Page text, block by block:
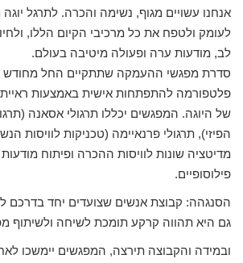
אנחנו עשויים מגוף, נשימה והכרה. לתרגל
לעומק ולטפח את כל מרכיבי הקיום הללו,
לב, מודעות ערה ופעולה מיטיבה בעולם.
פלטפורמה להתפתחות אישית באמצעות ראיית
של היוגה. המפגשים יכללו תרגולי אסאנה
הפיזי), תרגולי פרנאיימה (טכניקות לוויסות
מדיטציה שונות לוויסות ההכרה ופיתוח
פילוסופיים.
הסנגהה: קבוצת אנשים שצועדים יחד בדרכם
גם היא תהווה קרקע תומכת לשיחה ולשיתוף
ובמידה והקבוצה תירצה, המפגשים יימשכו